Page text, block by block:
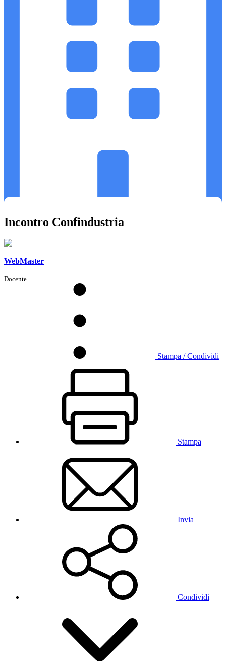
Incontro Confindustria
WebMaster
Docente
Stampa / Condividi
Stampa
Invia
Condividi